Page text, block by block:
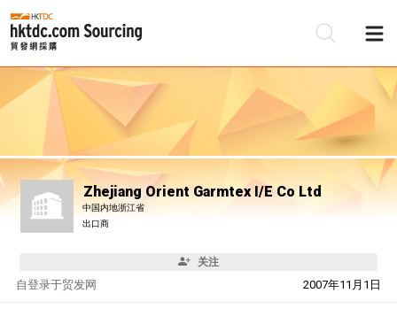
Zhejiang Orient Garmtex I/E Co Ltd
中国内地浙江省
出口商
关注
自 2007年11月1日
登录于贸发网